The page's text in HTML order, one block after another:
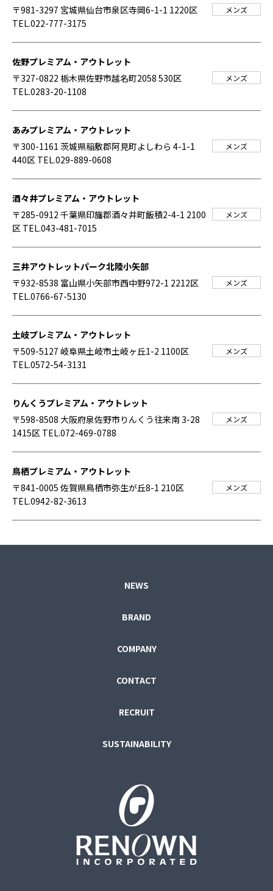
〒981-3297 宮城県仙台市泉区寺岡6-1-1 1220区
TEL.022-777-3175
メンズ
佐野プレミアム・アウトレット
〒327-0822 栃木県佐野市越名町2058 530区
TEL.0283-20-1108
メンズ
あみプレミアム・アウトレット
〒300-1161 茨城県稲敷郡阿見町よしわら 4-1-1
440区 TEL.029-889-0608
メンズ
酒々井プレミアム・アウトレット
〒285-0912 千葉県印旛郡酒々井町飯積2-4-1 2100
区 TEL.043-481-7015
メンズ
三井アウトレットパーク北陸小矢部
〒932-8538 富山県小矢部市西中野972-1 2212区
TEL.0766-67-5130
メンズ
土岐プレミアム・アウトレット
〒509-5127 岐阜県土岐市土岐ヶ丘1-2 1100区
TEL.0572-54-3131
メンズ
りんくうプレミアム・アウトレット
〒598-8508 大阪府泉佐野市りんくう往来南 3-28
1415区 TEL.072-469-0788
メンズ
鳥栖プレミアム・アウトレット
〒841-0005 佐賀県鳥栖市弥生が丘8-1 210区
TEL.0942-82-3613
メンズ
NEWS
BRAND
COMPANY
CONTACT
RECRUIT
SUSTAINABILITY